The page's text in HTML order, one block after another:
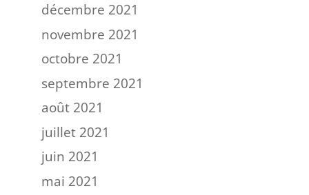
décembre 2021
novembre 2021
octobre 2021
septembre 2021
août 2021
juillet 2021
juin 2021
mai 2021